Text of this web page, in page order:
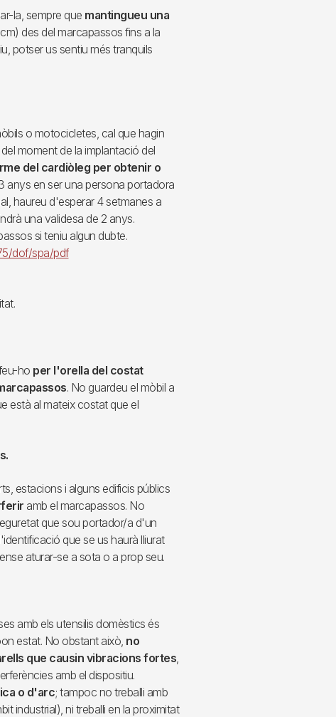
la, sempre que mantingueu una
des del marcapassos fins a la
potser us sentiu més tranquils
o motocicletes, cal que hagin
moment de la implantació del
del cardiòleg per obtenir o
anys en ser una persona portadora
haureu d'esperar 4 setmanes a
una validesa de 2 anys.
si teniu algun dubte.
dof/spa/pdf
ho per l'orella del costat
. No guardeu el mòbil a
està al mateix costat que el
estacions i alguns edificis públics
amb el marcapassos. No
que sou portador/a d'un
que se us haurà lliurat
aturar-se a sota o a prop seu.
amb els utensilis domèstics és
estat. No obstant això, no
que causin vibracions fortes
amb el dispositiu.
o d'arc; tampoc no treballi amb
industrial), ni treballi en la proximitat